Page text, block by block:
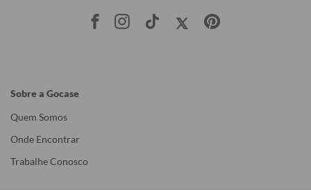
Sobre a Gocase
Quem Somos
Onde Encontrar
Trabalhe Conosco